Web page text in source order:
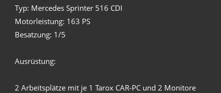
Typ: Mercedes Sprinter 516 CDI
Motorleistung: 163 PS
Besatzung: 1/5
Ausrüstung:
2 Arbeitsplätze mit je 1 Tarox CAR-PC und 2 Monitore